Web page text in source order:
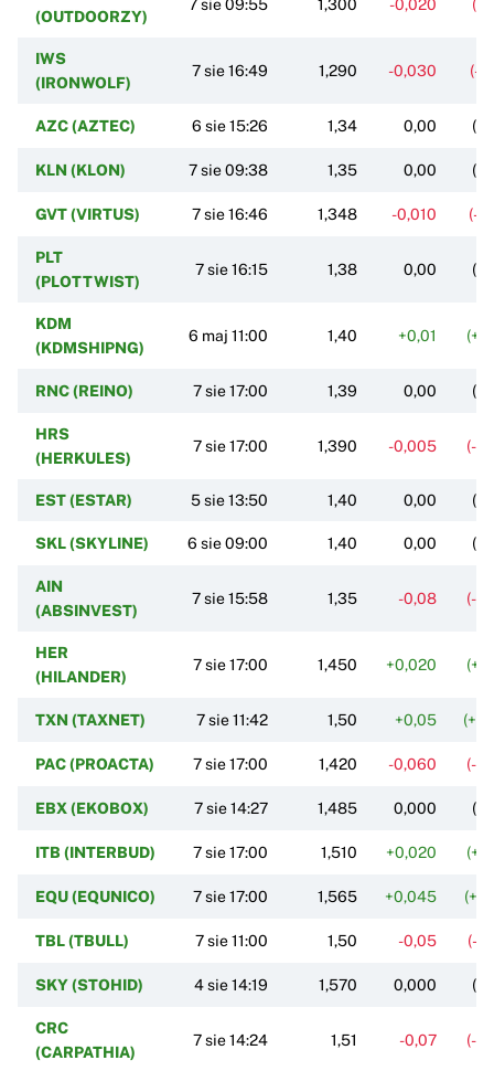
(OUTDOORZY)
7 sie 09:55 1,300 -0,020 (-
IWS
(IRONWOLF)
7 sie 16:49 1,290 -0,030 (-
AZC (AZTEC) 6 sie 15:26 1,34 0,00
KLN (KLON) 7 sie 09:38 1,35 0,00
GVT (VIRTUS) 7 sie 16:46 1,348 -0,010 (-
PLT
(PLOTTWIST)
7 sie 16:15 1,38 0,00
KDM
(KDMSHIPNG)
6 maj 11:00 1,40 +0,01
RNC (REINO) 7 sie 17:00 1,39 0,00
HRS
(HERKULES)
7 sie 17:00 1,390 -0,005 (-
EST (ESTAR) 5 sie 13:50 1,40 0,00
SKL (SKYLINE) 6 sie 09:00 1,40 0,00
AIN
(ABSINVEST)
7 sie 15:58 1,35 -0,08 (-
HER
(HILANDER)
7 sie 17:00 1,450 +0,020
TXN (TAXNET) 7 sie 11:42 1,50 +0,05
PAC (PROACTA) 7 sie 17:00 1,420 -0,060 (-
EBX (EKOBOX) 7 sie 14:27 1,485 0,000
ITB (INTERBUD) 7 sie 17:00 1,510 +0,020
EQU (EQUNICO) 7 sie 17:00 1,565 +0,045
TBL (TBULL) 7 sie 11:00 1,50 -0,05 (-
SKY (STOHID) 4 sie 14:19 1,570 0,000
CRC
(CARPATHIA)
7 sie 14:24 1,51 -0,07 (-